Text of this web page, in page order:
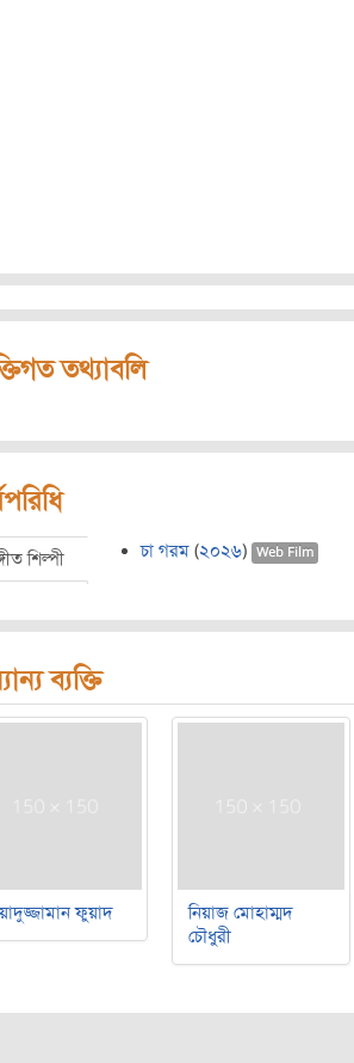
তথ্যাবলি
শিল্পী চা গরম (২০২৬) Web Film
ব্যক্তি
ফুয়াদ
নিয়াজ মোহাম্মদ
চৌধুরী